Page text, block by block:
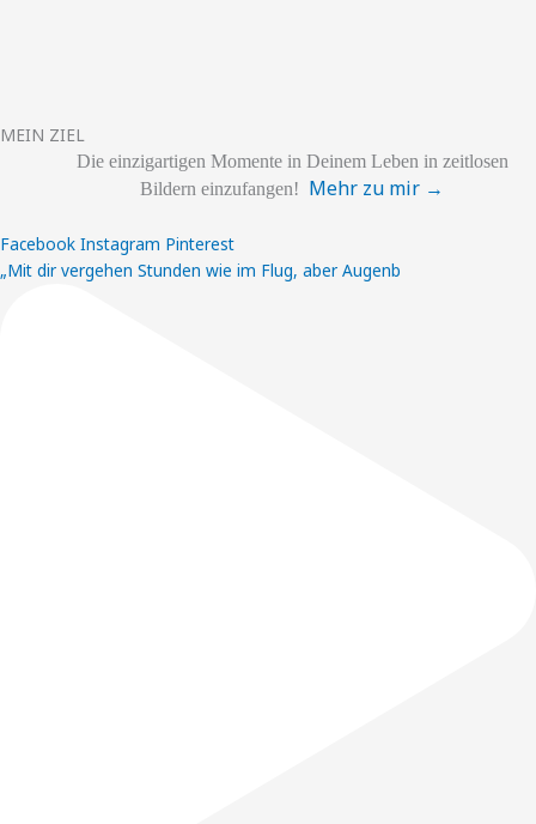
MEIN ZIEL
Die einzigartigen Momente in Deinem Leben in zeitlosen
Bildern einzufangen! Mehr zu mir →
Facebook Instagram Pinterest
„Mit dir vergehen Stunden wie im Flug, aber Augenb